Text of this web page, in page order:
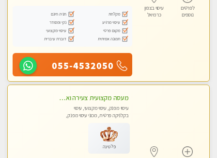
לפרטים
נוספים
עיסוי בצפון
כרמיאל
מקלחת
חניה חינם
עיסוי מרגיע
נקי ומסודר
מקום פרטי
עיסוי מקצועי
תמונה אמיתית
דוברת עיברית
055-4532050
מעסה מקצועית צעירה ואיכותית לעיסוי מרגיע ומפנק VIP-מומלץ לחלוטין! פרטי! ​​​​​​ Highly recommended
עיסוי מפנק, עיסוי מקצועי, עיסוי
בקלניקה פרטית, מכוני עיסוי מפנק,
פלטינה